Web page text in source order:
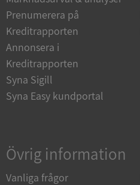
Prenumerera på
Kreditrapporten
Annonsera i
Kreditrapporten
Syna Sigill
Syna Easy kundportal
Övrig information
Vanliga frågor